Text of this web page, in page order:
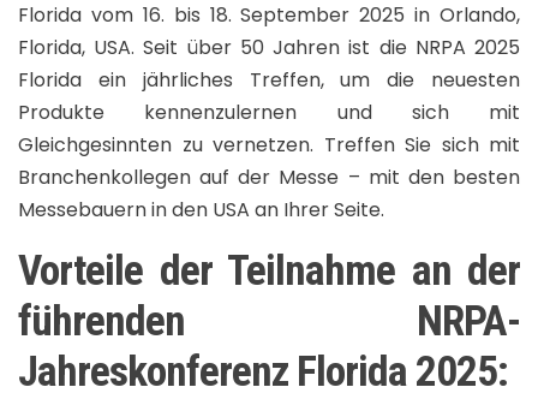
Florida vom 16. bis 18. September 2025 in Orlando,
Florida, USA. Seit über 50 Jahren ist die NRPA 2025
Florida ein jährliches Treffen, um die neuesten
Produkte kennenzulernen und sich mit
Gleichgesinnten zu vernetzen. Treffen Sie sich mit
Branchenkollegen auf der Messe – mit den besten
Messebauern in den USA an Ihrer Seite.
Vorteile der Teilnahme an der
führenden NRPA-
Jahreskonferenz Florida 2025: